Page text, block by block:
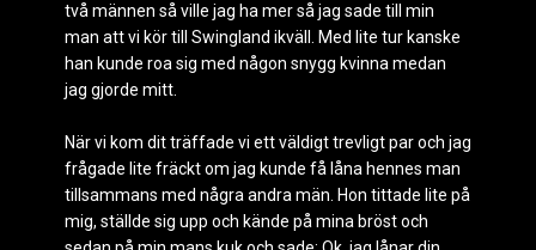
två männen så ville jag ha mer så jag sade till min
man att vi kör till Swingland ikväll. Med lite tur kanske
han kunde roa sig med någon snygg kvinna medan
jag gjorde mitt.
När vi kom dit träffade vi ett väldigt trevligt par och jag
frågade lite fräckt om jag kunde få låna hennes man
tillsammans med några andra män. Hon tittade lite på
mig, ställde sig upp och kände på mina bröst och